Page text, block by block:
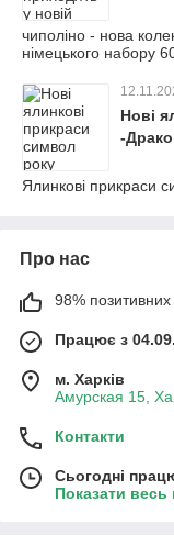
чиполіно - нова
німецького набору
Нові
-
Ялинкові прикраси
Про нас
98% позитивних
Працює з
м. Харків
Амурская 15,
Контакти
Сьогодні
Показати весь